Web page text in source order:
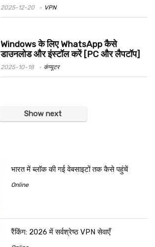
2025-12-20 VPN
Windows के लिए WhatsApp कैसे
डाउनलोड और इंस्टॉल करें [PC और लैपटॉप]
2025-10-18 कंप्यूटर
Show next
भारत में ब्लॉक की गई वेबसाइटों तक कैसे पहुंचें
Online
रैंकिंग: 2026 में सर्वश्रेष्ठ VPN सेवाएँ